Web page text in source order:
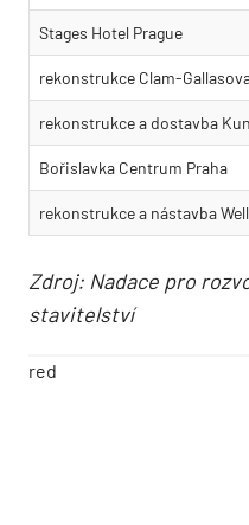
Stages Hotel Prague
rekonstrukce Clam-
rekonstrukce a dostavba
Bořislavka Centrum Praha
rekonstrukce a nástavba
Zdroj: Nadace pro
stavitelství
red